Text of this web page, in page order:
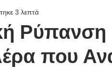
Ρύπανση
που
3 λεπτά